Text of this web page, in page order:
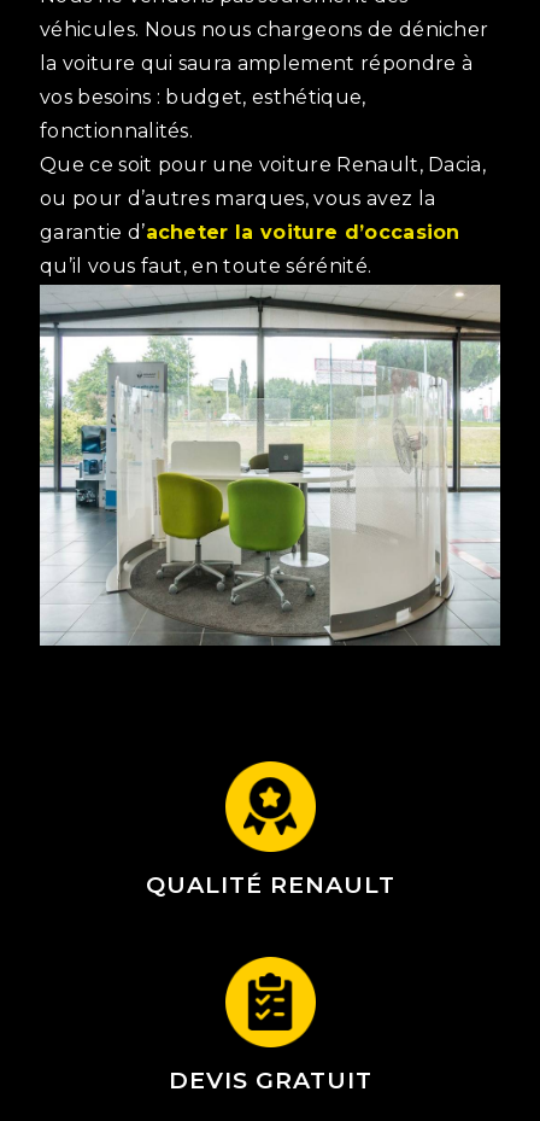
véhicules. Nous nous chargeons de dénicher
la voiture qui saura amplement répondre à
vos besoins : budget, esthétique,
fonctionnalités.
Que ce soit pour une voiture Renault, Dacia,
ou pour d’autres marques, vous avez la
garantie d’acheter la voiture d’occasion
qu’il vous faut, en toute sérénité.
QUALITÉ RENAULT
DEVIS GRATUIT